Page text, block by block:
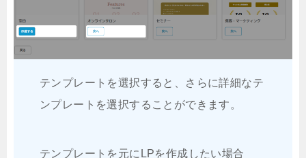
テンプレートを選択すると、さらに詳細なテ
ンプレートを選択することができます。
テンプレートを元にLPを作成したい場合